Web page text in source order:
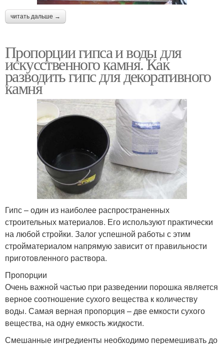
читать дальше →
Пропорции гипса и воды для
искусственного камня. Как
разводить гипс для декоративного
камня
Гипс – один из наиболее распространенных
строительных материалов. Его используют практически
на любой стройки. Залог успешной работы с этим
стройматериалом напрямую зависит от правильности
приготовленного раствора.
Пропорции
Очень важной частью при разведении порошка является
верное соотношение сухого вещества к количеству
воды. Самая верная пропорция – две емкости сухого
вещества, на одну емкость жидкости.
Смешанные ингредиенты необходимо перемешивать до